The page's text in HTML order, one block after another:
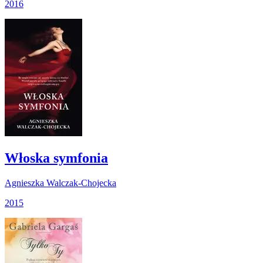
2016
Włoska symfonia
Agnieszka Walczak-Chojecka
2015